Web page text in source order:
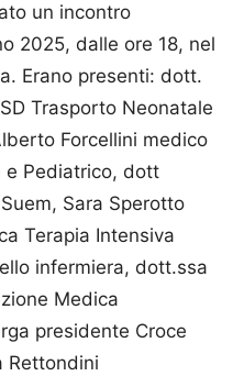
un incontro
2025, dalle ore 18, nel
Erano presenti: dott.
Trasporto Neonatale
Forcellini medico
e Pediatrico, dott
Sara Sperotto
Terapia Intensiva
infermiera, dott.ssa
Medica
presidente Croce
Rettondini